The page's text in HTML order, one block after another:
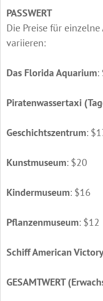
PASSWERT
Die Preise für
variieren:
Das Florida Aquarium:
Piratenwassertaxi
Geschichtszentrum:
Kunstmuseum: $20
Kindermuseum: $16
Pflanzenmuseum: $12
Schiff American
GESAMTWERT